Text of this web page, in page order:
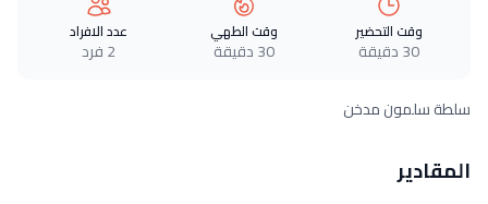
وقت التحضير
30 دقيقة
وقت الطهي
30 دقيقة
عدد الافراد
2 فرد
سلطة سلمون مدخن
المقادير